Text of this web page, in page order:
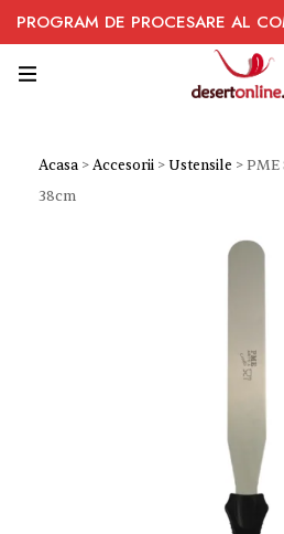
PROGRAM DE PROCESARE AL
- 16:00
Acasa >Accesorii >Ustensile > PME
38cm